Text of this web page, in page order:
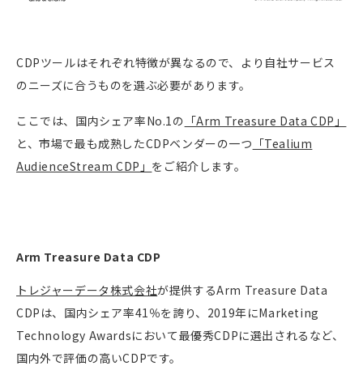
CDPツールはそれぞれ特徴が異なるので、より自社サービス
のニーズに合うものを選ぶ必要があります。
ここでは、国内シェア率No.1の 「Arm Treasure Data CDP」
と、市場で最も成熟したCDPベンダーの一つ 「Tealium
AudienceStream CDP」 をご紹介します。
Arm Treasure Data CDP
トレジャーデータ株式会社が提供するArm Treasure Data
CDPは、国内シェア率41％を誇り、2019年にMarketing
Technology Awardsにおいて最優秀CDPに選出されるなど、
国内外で評価の高いCDPです。